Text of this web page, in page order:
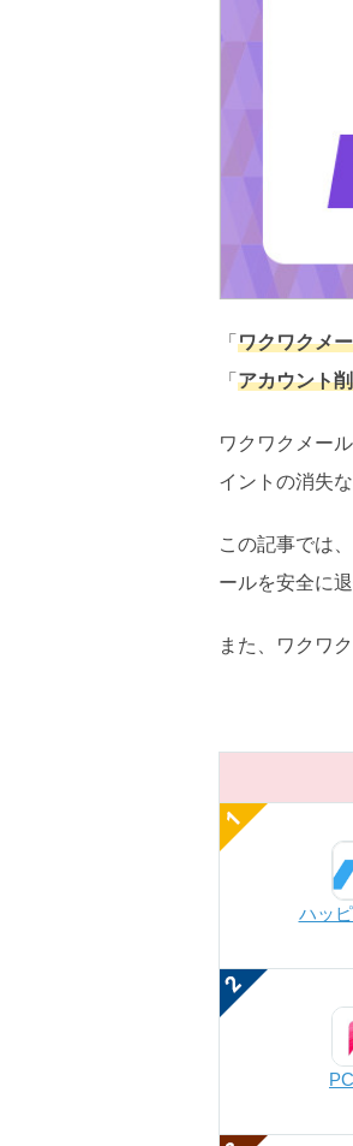
「 ワクワクメ
「 アカウント
ワクワクメー
イントの消失な
この記事では
ールを安全に
また、ワクワ
ハッ